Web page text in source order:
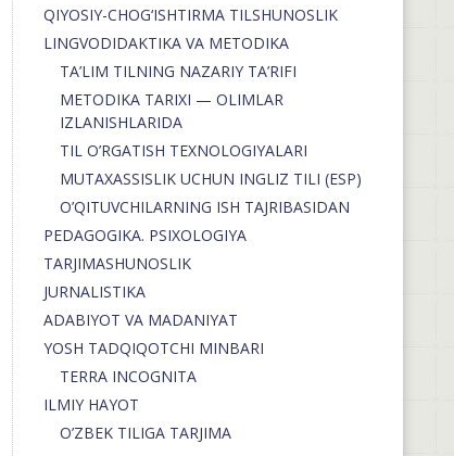
QIYOSIY-CHOG‘ISHTIRMA TILSHUNOSLIK
LINGVODIDAKTIKA VA METODIKA
TA’LIM TILNING NAZARIY TA’RIFI
METODIKA TARIXI — OLIMLAR
IZLANISHLARIDA
TIL O’RGATISH TEXNOLOGIYALARI
MUTAXASSISLIK UCHUN INGLIZ TILI (ESP)
O’QITUVCHILARNING ISH TAJRIBASIDAN
PEDAGOGIKA. PSIXOLOGIYA
TARJIMASHUNOSLIK
JURNALISTIKA
ADABIYOT VA MADANIYAT
YOSH TADQIQOTCHI MINBARI
TERRA INCOGNITA
ILMIY HAYOT
O’ZBEK TILIGA TARJIMA